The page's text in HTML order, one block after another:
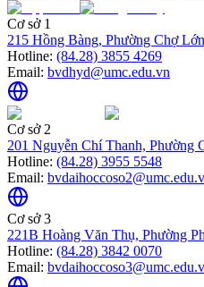
Cơ sở 1
215 Hồng Bàng, Phường Chợ
Hotline: (84.28) 3855 4269
Email: bvdhyd@umc.edu.vn
Cơ sở 2
201 Nguyễn Chí Thanh, Phường
Hotline: (84.28) 3955 5548
Email:
Cơ sở 3
221B Hoàng Văn Thụ, Phường
Hotline: (84.28) 3842 0070
Email: